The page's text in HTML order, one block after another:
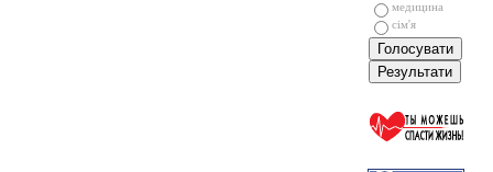
медицина
сім'я